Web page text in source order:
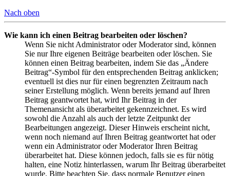
Nach oben
Wie kann ich einen Beitrag bearbeiten oder löschen?
Wenn Sie nicht Administrator oder Moderator sind, können
Sie nur Ihre eigenen Beiträge bearbeiten oder löschen. Sie
können einen Beitrag bearbeiten, indem Sie das „Ändere
Beitrag“-Symbol für den entsprechenden Beitrag anklicken;
eventuell ist dies nur für einen begrenzten Zeitraum nach
seiner Erstellung möglich. Wenn bereits jemand auf Ihren
Beitrag geantwortet hat, wird Ihr Beitrag in der
Themenansicht als überarbeitet gekennzeichnet. Es wird
sowohl die Anzahl als auch der letzte Zeitpunkt der
Bearbeitungen angezeigt. Dieser Hinweis erscheint nicht,
wenn noch niemand auf Ihren Beitrag geantwortet hat oder
wenn ein Administrator oder Moderator Ihren Beitrag
überarbeitet hat. Diese können jedoch, falls sie es für nötig
halten, eine Notiz hinterlassen, warum Ihr Beitrag überarbeitet
wurde. Bitte beachten Sie, dass normale Benutzer einen